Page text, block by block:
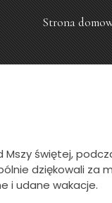
Strona
Mszy świętej,
dziękowali za
i udane wakacje.